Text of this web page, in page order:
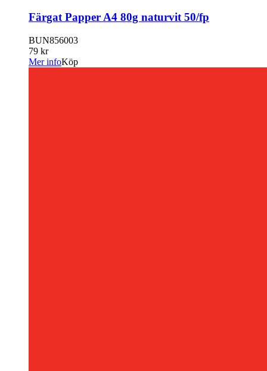
Färgat Papper A4 80g naturvit 50/fp
BUN856003
79 kr
Mer infoKöp